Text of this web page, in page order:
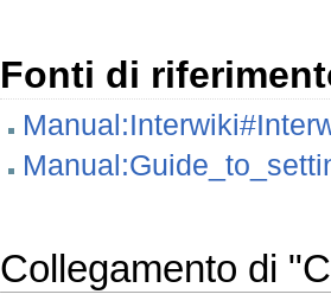
Fonti di
Collegamento di